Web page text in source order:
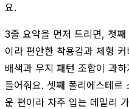
요.
3줄 요약을 먼저 드리면, 첫
이라 편안한 착용감과 체형
배색과 무지 패턴 조합이 과
들어줘요. 셋째 폴리에스테르
운 편이라 자주 입는 데일리